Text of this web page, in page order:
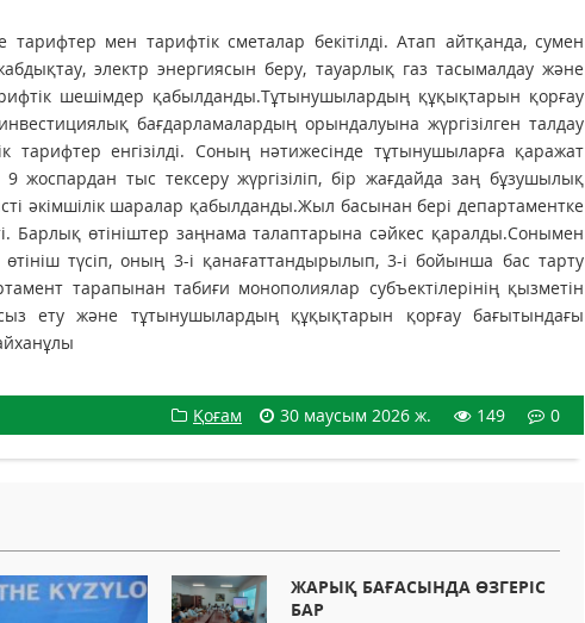
тарифтер мен тарифтік сметалар бекітілді. Атап айтқанда, сумен
электр энергиясын беру, тауарлық газ тасымалдау және
шешімдер қабылданды.Тұтынушылардың құқықтарын қорғау
бағдарламалардың орындалуына жүргізілген талдау
енгізілді. Соның нәтижесінде тұтынушыларға қаражат
жоспардан тыс тексеру жүргізіліп, бір жағдайда заң бұзушылық
әкімшілік шаралар қабылданды.Жыл басынан бері департаментке
Барлық өтініштер заңнама талаптарына сәйкес қаралды.Сонымен
түсіп, оның 3-і қанағаттандырылып, 3-і бойынша бас тарту
тарапынан табиғи монополиялар субъектілерінің қызметін
ету және тұтынушылардың құқықтарын қорғау бағытындағы
Қоғам 30 маусым 2026 ж. 149 0
ЖАРЫҚ БАҒАСЫНДА ӨЗГЕРІС
БАР